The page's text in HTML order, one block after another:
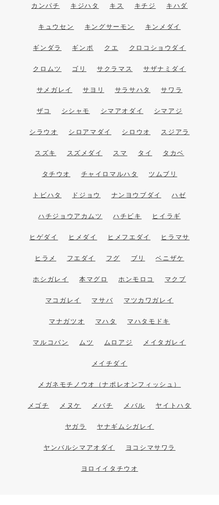
カンパチ キジハタ キス キチジ キハダ
キュウセン キングサーモン キンメダイ
ギンダラ ギンポ クエ クロコショウダイ
クロムツ ゴリ サクラマス サザナミダイ
サメガレイ サヨリ サラサハタ サワラ
ザコ シシャモ シマアオダイ シマアジ
シラウオ シロアマダイ シロウオ スジアラ
スズキ スズメダイ スマ タイ タカベ
タチウオ チャイロマルハタ ツムブリ
トビハタ ドジョウ ナンヨウブダイ ハゼ
ハチジョウアカムツ ハチビキ ヒイラギ
ヒゲダイ ヒメダイ ヒメフエダイ ヒラマサ
ヒラメ フエダイ フグ ブリ ベニザケ
ホシガレイ 本マグロ ホンモロコ マクブ
マコガレイ マサバ マツカワガレイ
マナガツオ マハタ マハタモドキ
マルコバン ムツ ムロアジ メイタガレイ
メイチダイ
メガネモチノウオ（ナポレオンフィッシュ）
メゴチ メヌケ メバチ メバル ヤイトハタ
ヤガラ ヤナギムシガレイ
ヤンバルシマアオダイ ヨコシマサワラ
ヨロイイタチウオ